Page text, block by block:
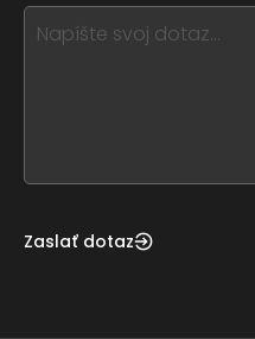
this,
leave
Zaslať dotaz